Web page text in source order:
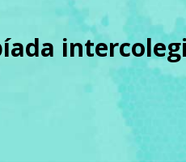
Equipe
Programação